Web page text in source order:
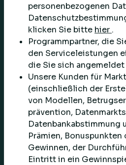
personenbezogenen
klicken Sie bitte hier .
Programmpartner, die
den Serviceleistungen
die Sie sich angemeldet
Unsere Kunden für
(einschließlich der
von Modellen,
prävention,
Datenbankabstimmung
Prämien,
Gewinnen, der
Eintritt in ein